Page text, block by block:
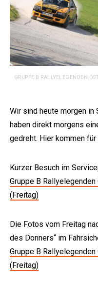
GRUPPE B RALLYELEGENDEN
Wir sind heute morgen
haben direkt morgens
gedreht. Hier kommen
Kurzer Besuch im
Gruppe B
(Freitag)
Die Fotos vom Freitag
des Donners“ im
Gruppe B
(Freitag)